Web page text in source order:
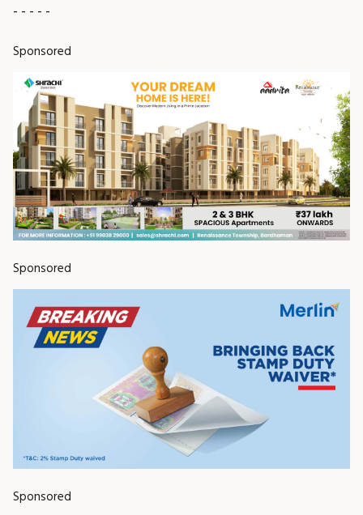
- - - - -
Sponsored
Sponsored
Sponsored